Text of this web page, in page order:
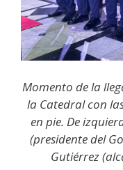
Momento de la
la Catedral con
en pie. De
(presidente del
Gutiérrez